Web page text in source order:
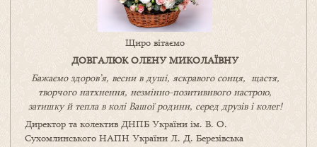
Щиро вітаємо
ДОВГАЛЮК ОЛЕНУ МИКОЛАЇВНУ
Бажаємо здоров’я, весни в душі, яскравого сонця, щастя,
творчого натхнення, незмінно-позитивнвого настрою,
затишкуйтепла в коліВашоїродини, серед друзів і колег!
Директор та колектив ДНПБ України ім. В. О.
Сухомлинського НАПН України Л. Д. Березівська